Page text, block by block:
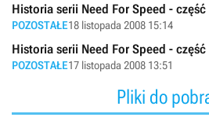
Historia serii Need For Speed - część
POZOSTAŁE18 listopada 2008 15:14
Historia serii Need For Speed - część
POZOSTAŁE17 listopada 2008 13:51
Pliki do